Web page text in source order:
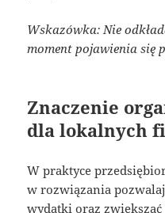
Wskazówka: Nie
moment pojawienia się
Znaczenie
dla lokalnych
W praktyce
w rozwiązania
wydatki oraz